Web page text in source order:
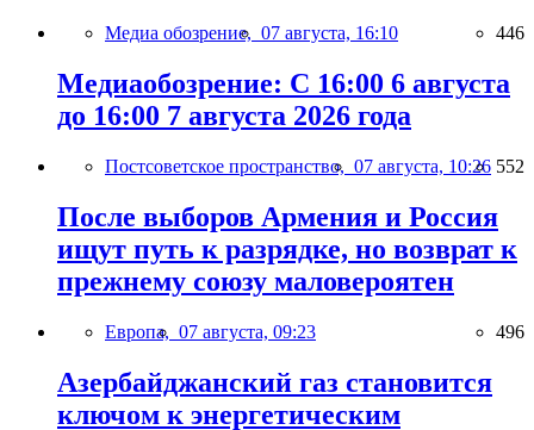
Медиа обозрение, 07 августа, 16:10 446
Медиаобозрение: С 16:00 6 августа
до 16:00 7 августа 2026 года
Постсоветское пространство, 07 августа, 10:26 552
После выборов Армения и Россия
ищут путь к разрядке, но возврат к
прежнему союзу маловероятен
Европа, 07 августа, 09:23 496
Азербайджанский газ становится
ключом к энергетическим